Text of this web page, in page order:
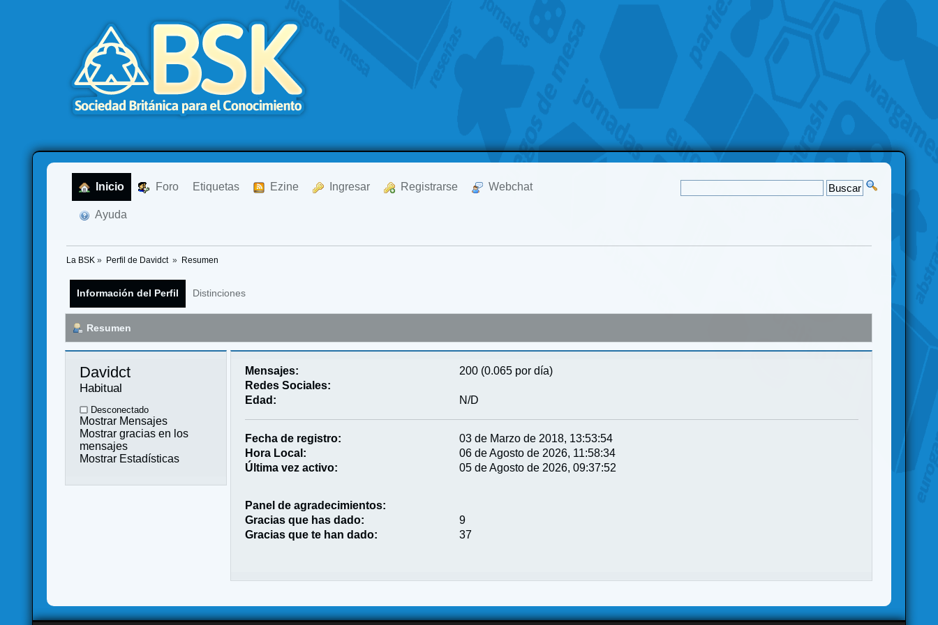
Inicio Foro Etiquetas Ezine Ingresar Registrarse Webchat
Ayuda
La BSK » Perfil de Davidct » Resumen
Información del Perfil Distinciones
Resumen
Davidct
Habitual
Desconectado
Mostrar Mensajes
Mostrar gracias en los
mensajes
Mostrar Estadísticas
Mensajes:
200 (0.065 por día)
Redes Sociales:
Edad:
N/D
Fecha de registro:
03 de Marzo de 2018, 13:53:54
Hora Local:
06 de Agosto de 2026, 11:58:34
Última vez activo:
05 de Agosto de 2026, 09:37:52
Panel de agradecimientos:
Gracias que has dado:
9
Gracias que te han dado:
37